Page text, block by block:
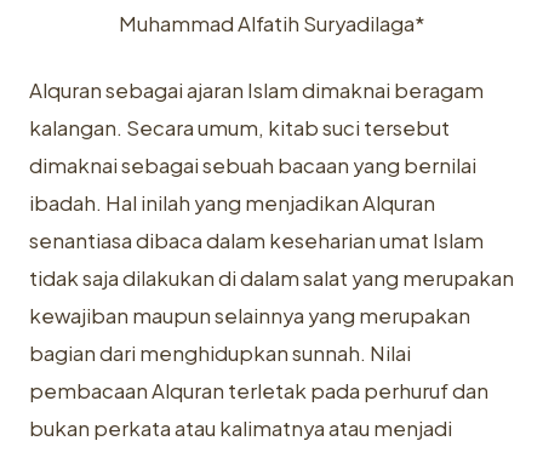
Muhammad Alfatih Suryadilaga*
Alquran sebagai ajaran Islam dimaknai beragam
kalangan. Secara umum, kitab suci tersebut
dimaknai sebagai sebuah bacaan yang bernilai
ibadah. Hal inilah yang menjadikan Alquran
senantiasa dibaca dalam keseharian umat Islam
tidak saja dilakukan di dalam salat yang merupakan
kewajiban maupun selainnya yang merupakan
bagian dari menghidupkan sunnah. Nilai
pembacaan Alquran terletak pada perhuruf dan
bukan perkata atau kalimatnya atau menjadi